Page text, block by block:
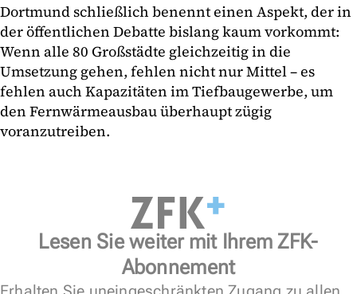
Dortmund schließlich benennt einen Aspekt, der in
der öffentlichen Debatte bislang kaum vorkommt:
Wenn alle 80 Großstädte gleichzeitig in die
Umsetzung gehen, fehlen nicht nur Mittel – es
fehlen auch Kapazitäten im Tiefbaugewerbe, um
den Fernwärmeausbau überhaupt zügig
voranzutreiben.
Lesen Sie weiter mit Ihrem ZFK-
Abonnement